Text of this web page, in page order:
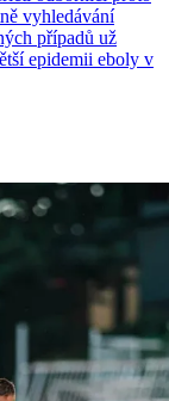
vyhledávání
případů už
epidemii eboly v